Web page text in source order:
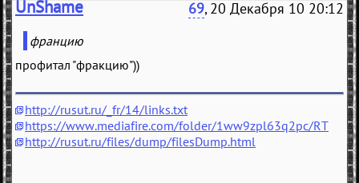
UnShame 69, 20 Декабря 10 20:12
францию
профитал "фракцию"))
http://rusut.ru/_fr/14/links.txt
https://www.mediafire.com/folder/1ww9zpl63q2pc/RT
http://rusut.ru/files/dump/filesDump.html